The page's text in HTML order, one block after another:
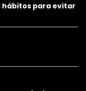
hábitos para evitar